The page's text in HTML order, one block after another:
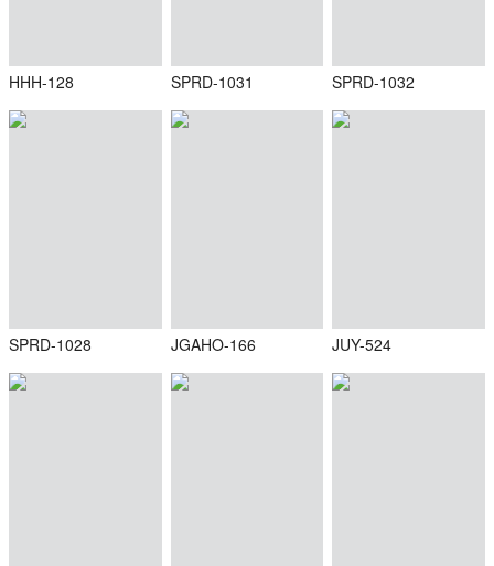
HHH-128 SPRD-1031 SPRD-1032
SPRD-1028 JGAHO-166 JUY-524